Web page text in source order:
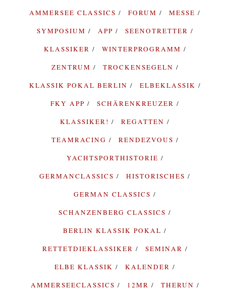
AMMERSEE CLASSICS FORUM
MESSE
SYMPOSIUM
APP
SEENOTRETTER
KLASSIKER
WINTERPROGRAMM
ZENTRUM
TROCKENSEGELN
KLASSIK POKAL BERLIN
ELBEKLASSIK
FKY APP
SCHÄRENKREUZER
KLASSIKER!
REGATTEN
TEAMRACING
RENDEZVOUS
YACHTSPORTHISTORIE
GERMANCLASSICS
HISTORISCHES
GERMAN CLASSICS
SCHANZENBERG CLASSICS
BERLIN KLASSIK POKAL
RETTETDIEKLASSIKER
SEMINAR
ELBE KLASSIK
KALENDER
AMMERSEECLASSICS
12MR
THERUN